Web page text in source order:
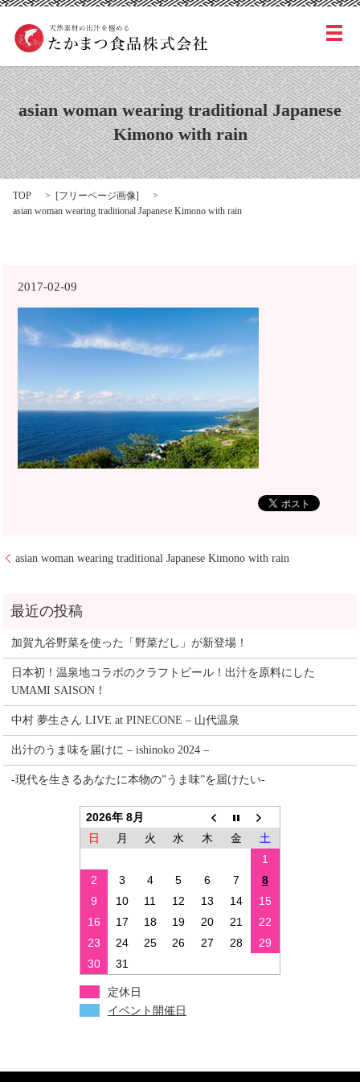
メ
asian woman wearing traditional Japanese
Kimono with rain
TOP [フリーページ画像]
asian woman wearing traditional Japanese Kimono with rain
2017-02-09
asian woman wearing traditional Japanese Kimono with rain
加賀九谷野菜を使った「野菜だし」が新登場！
日本初！温泉地コラボのクラフトビール！出汁を原料にした
UMAMI SAISON！
中村 夢生さん LIVE at PINECONE – 山代温泉
出汁のうま味を届けに – ishinoko 2024 –
-現代を生きるあなたに本物の”うま味”を届けたい-
2026年 8月
日
月 火 水 木 金
土
1
2
3 4 5 6 7
8
9
10 11 12 13 14
15
16
17 18 19 20 21
22
23
24 25 26 27 28
29
30
31
定休日
イベント開催日